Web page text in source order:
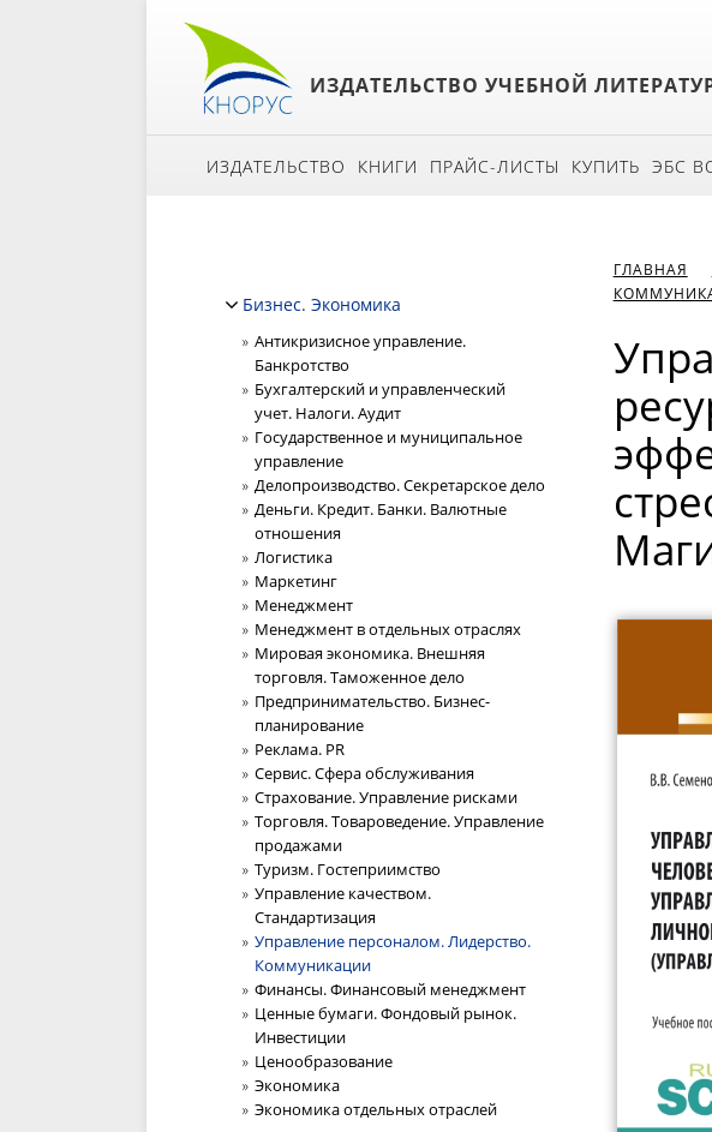
ИЗДАТЕЛЬСТВО УЧЕБНОЙ
ИЗДАТЕЛЬСТВО КНИГИ ПРАЙС-ЛИСТЫ КУПИТЬ ЭБС
Бизнес. Экономика
Антикризисное управление.
Банкротство
Бухгалтерский и управленческий
учет. Налоги. Аудит
Государственное и муниципальное
управление
Делопроизводство. Секретарское дело
Деньги. Кредит. Банки. Валютные
отношения
Логистика
Маркетинг
Менеджмент
Менеджмент в отдельных отраслях
Мировая экономика. Внешняя
торговля. Таможенное дело
Предпринимательство. Бизнес-
планирование
Реклама. PR
Сервис. Сфера обслуживания
Страхование. Управление рисками
Торговля. Товароведение. Управление
продажами
Туризм. Гостеприимство
Управление качеством.
Стандартизация
Управление персоналом. Лидерство.
Коммуникации
Финансы. Финансовый менеджмент
Ценные бумаги. Фондовый рынок.
Инвестиции
Ценообразование
Экономика
Экономика отдельных отраслей
ГЛАВНАЯ